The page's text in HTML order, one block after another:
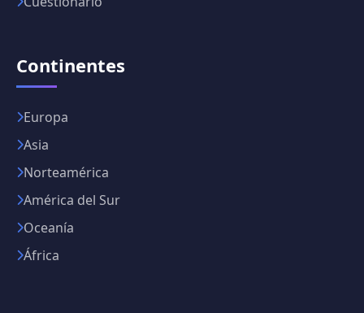
Continentes
Europa
Asia
Norteamérica
América del Sur
Oceanía
África